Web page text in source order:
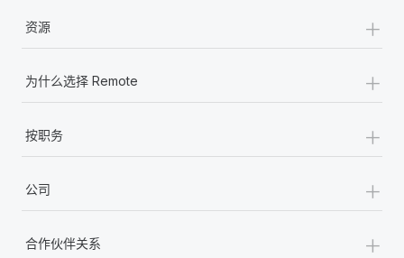
资源 +
为什么选择 Remote +
按职务 +
公司 +
合作伙伴关系 +